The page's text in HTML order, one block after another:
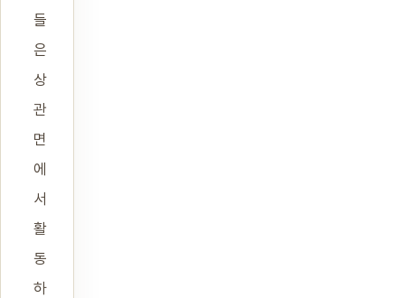
들
은
상
관
면
에
서
활
동
하